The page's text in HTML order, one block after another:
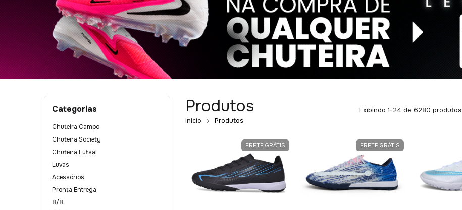
Categorias
Chuteira Campo
Chuteira Society
Chuteira Futsal
Luvas
Acessórios
Pronta Entrega
8/8
Produtos
Início Produtos
Exibindo 1-24 de 6280 produtos
FRETE GRÁTIS FRETE GRÁTIS